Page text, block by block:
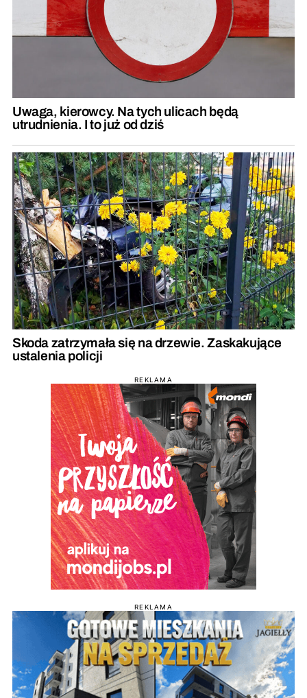
Uwaga, kierowcy. Na tych ulicach będą
utrudnienia. I to już od dziś
Skoda zatrzymała się na drzewie. Zaskakujące
ustalenia policji
REKLAMA
REKLAMA